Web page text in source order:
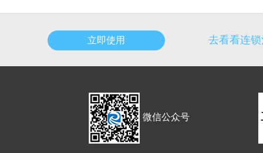
去看看连
微信公众号